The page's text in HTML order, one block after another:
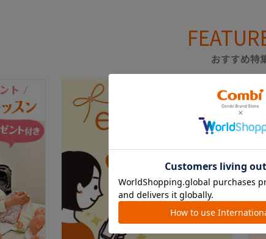
おすすめ特